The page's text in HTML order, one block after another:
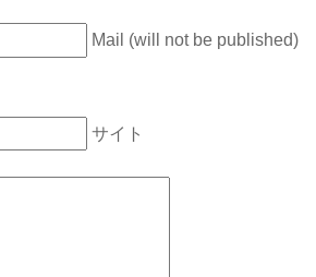
Mail (will not be published)
サイト